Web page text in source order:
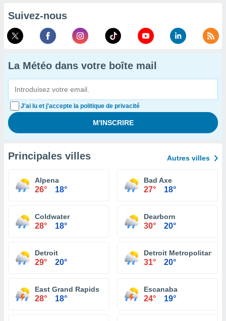
Suivez-nous
La Météo dans votre boîte mail
J'ai lu et j'accepte la politique de privacité
Principales villes Autres villes
Alpena
26° 18°
Bad Axe
27° 18°
Coldwater
28° 18°
Dearborn
30° 20°
Detroit
29° 20°
Detroit Metropolitan
31° 20°
East Grand Rapids
28° 18°
Escanaba
24° 19°